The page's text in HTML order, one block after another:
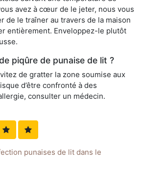
avez à cœur de le jeter, nous vous
de le traîner au travers de la maison
entièrement. Enveloppez-le plutôt
piqûre de punaise de lit ?
de gratter la zone soumise aux
d’être confronté à des
consulter un médecin.
punaises de lit dans le